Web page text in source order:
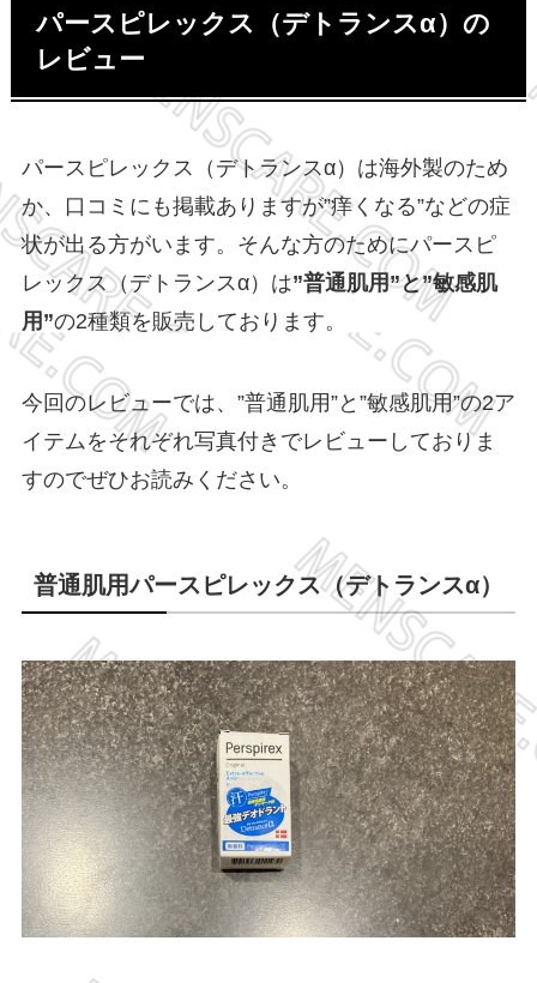
パースピレックス（デトランスα）の
レビュー
パースピレックス（デトランスα）は海外製のため
か、口コミにも掲載ありますが”痒くなる”などの症
状が出る方がいます。そんな方のためにパースピ
レックス（デトランスα）は”普通肌用”と”敏感肌
用”の2種類を販売しております。
今回のレビューでは、”普通肌用”と”敏感肌用”の2ア
イテムをそれぞれ写真付きでレビューしておりま
すのでぜひお読みください。
普通肌用パースピレックス（デトランスα）